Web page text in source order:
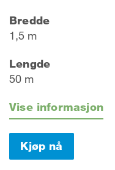
Bredde
1,5 m
Lengde
50 m
Vise informasjon
Kjøp nå